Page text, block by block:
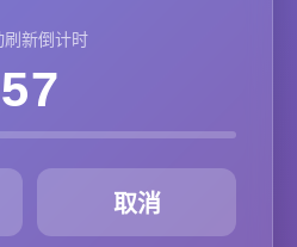
刷新倒计时
57
取消